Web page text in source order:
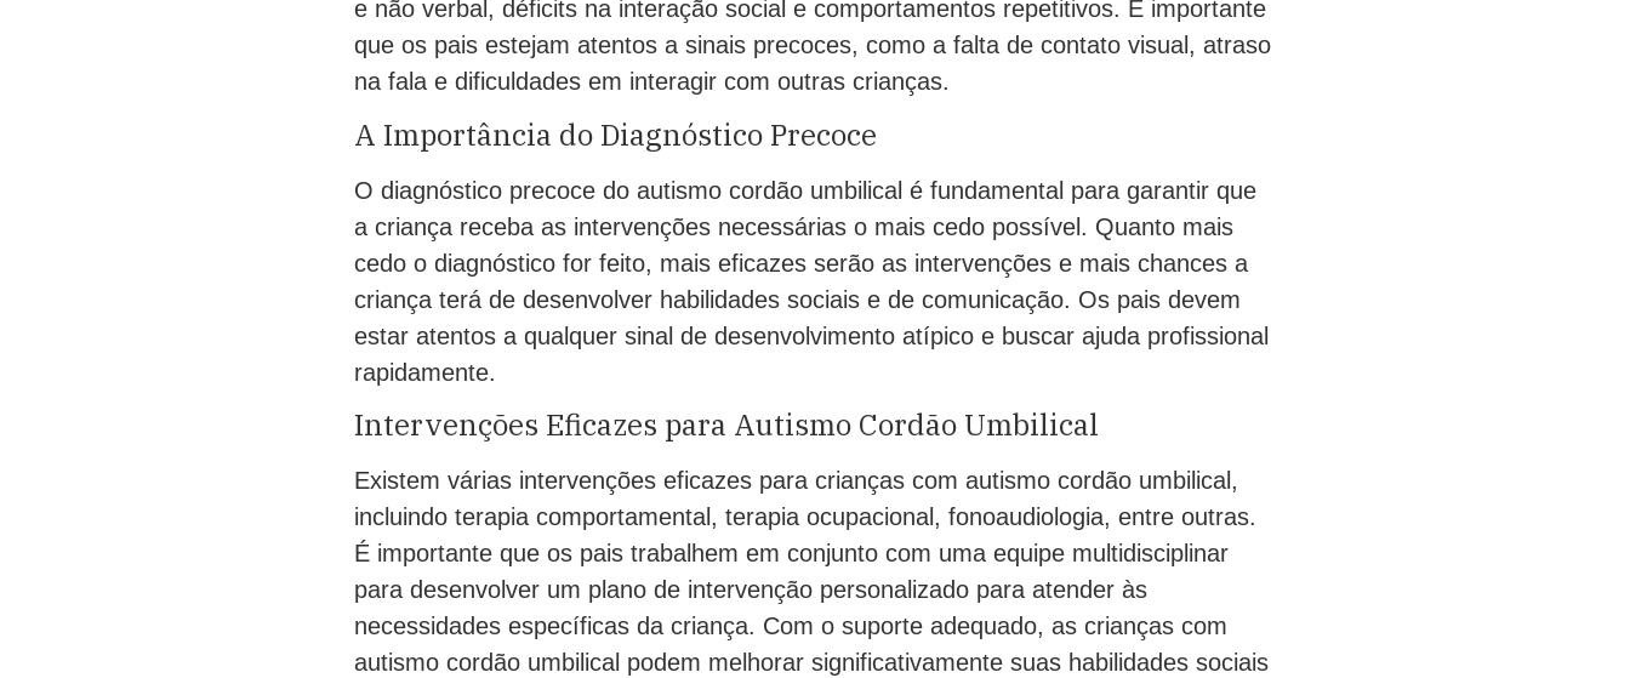
e não verbal, déficits na interação social e comportamentos repetitivos. É importante
que os pais estejam atentos a sinais precoces, como a falta de contato visual, atraso
na fala e dificuldades em interagir com outras crianças.
A Importância do Diagnóstico Precoce
O diagnóstico precoce do autismo cordão umbilical é fundamental para garantir que
a criança receba as intervenções necessárias o mais cedo possível. Quanto mais
cedo o diagnóstico for feito, mais eficazes serão as intervenções e mais chances a
criança terá de desenvolver habilidades sociais e de comunicação. Os pais devem
estar atentos a qualquer sinal de desenvolvimento atípico e buscar ajuda profissional
rapidamente.
Intervenções Eficazes para Autismo Cordão Umbilical
Existem várias intervenções eficazes para crianças com autismo cordão umbilical,
incluindo terapia comportamental, terapia ocupacional, fonoaudiologia, entre outras.
É importante que os pais trabalhem em conjunto com uma equipe multidisciplinar
para desenvolver um plano de intervenção personalizado para atender às
necessidades específicas da criança. Com o suporte adequado, as crianças com
autismo cordão umbilical podem melhorar significativamente suas habilidades sociais